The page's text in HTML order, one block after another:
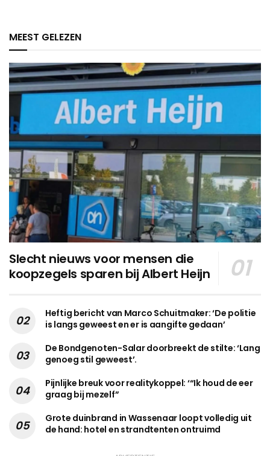
MEEST GELEZEN
Slecht nieuws voor mensen die
koopzegels sparen bij Albert Heijn
Heftig bericht van Marco Schuitmaker: ‘De politie
is langs geweest en er is aangifte gedaan’
De Bondgenoten-Salar doorbreekt de stilte: ‘Lang
genoeg stil geweest’.
Pijnlijke breuk voor realitykoppel: ‘“Ik houd de eer
graag bij mezelf”
Grote duinbrand in Wassenaar loopt volledig uit
de hand: hotel en strandtenten ontruimd